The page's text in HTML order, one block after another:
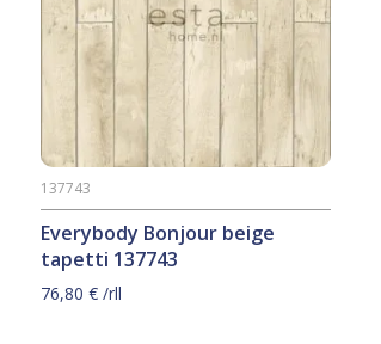
Everybody Bonjour beige
tapetti 137743
137743
76,80€ /rll